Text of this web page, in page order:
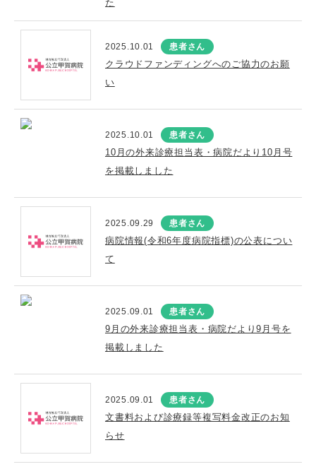
た
2025.10.01 患者さん
クラウドファンディングへのご協力のお願
い
2025.10.01 患者さん
10月の外来診療担当表・病院だより10月号
を掲載しました
2025.09.29 患者さん
病院情報(令和6年度病院指標)の公表につい
て
2025.09.01 患者さん
9月の外来診療担当表・病院だより9月号を
掲載しました
2025.09.01 患者さん
文書料および診療録等複写料金改正のお知
らせ